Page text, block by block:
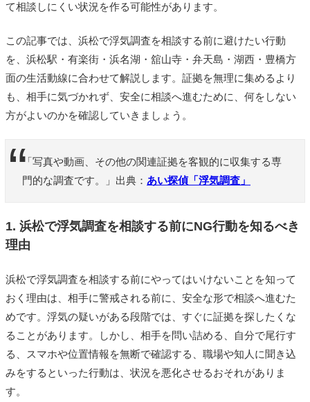
て相談しにくい状況を作る可能性があります。
この記事では、浜松で浮気調査を相談する前に避けたい行動
を、浜松駅・有楽街・浜名湖・舘山寺・弁天島・湖西・豊橋方
面の生活動線に合わせて解説します。証拠を無理に集めるより
も、相手に気づかれず、安全に相談へ進むために、何をしない
方がよいのかを確認していきましょう。
「写真や動画、その他の関連証拠を客観的に収集する専
門的な調査です。」出典： あい探偵「浮気調査」
1. 浜松で浮気調査を相談する前にNG行動を知るべき
理由
浜松で浮気調査を相談する前にやってはいけないことを知って
おく理由は、相手に警戒される前に、安全な形で相談へ進むた
めです。浮気の疑いがある段階では、すぐに証拠を探したくな
ることがあります。しかし、相手を問い詰める、自分で尾行す
る、スマホや位置情報を無断で確認する、職場や知人に聞き込
みをするといった行動は、状況を悪化させるおそれがありま
す。